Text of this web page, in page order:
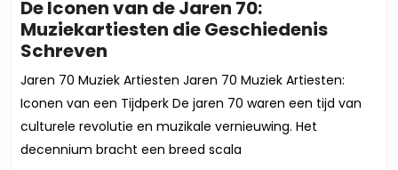
De Iconen van de Jaren 70:
Muziekartiesten die Geschiedenis
Schreven
Iconen
van
de
Jaren
70:
Jaren 70 Muziek Artiesten Jaren 70 Muziek Artiesten:
Iconen van een Tijdperk De jaren 70 waren een tijd van
culturele revolutie en muzikale vernieuwing. Het
decennium bracht een breed scala